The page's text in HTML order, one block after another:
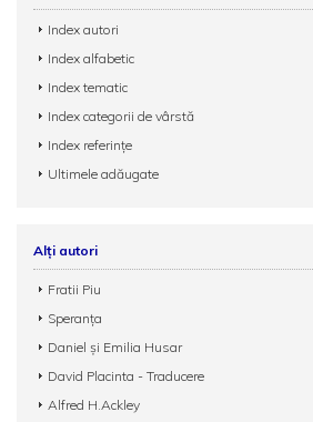
Index autori
Index alfabetic
Index tematic
Index categorii de vârstă
Index referințe
Ultimele adăugate
Alți autori
Fratii Piu
Speranţa
Daniel şi Emilia Husar
David Placinta - Traducere
Alfred H.Ackley